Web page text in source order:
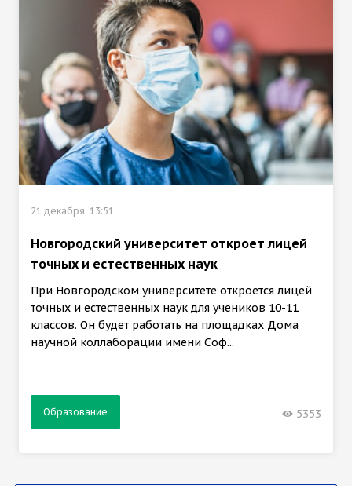
21 декабря, 13:51
Новгородский университет откроет лицей
точных и естественных наук
При Новгородском университете откроется лицей
точных и естественных наук для учеников 10-11
классов. Он будет работать на площадках Дома
научной коллаборации имени Соф...
Образование 5353